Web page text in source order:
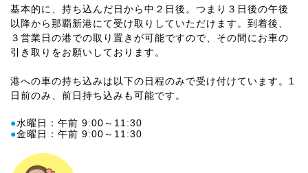
基本的に、持ち込んだ日から中２日後。つまり３日後の午後
以降から那覇新港にて受け取りしていただけます。到着後、
３営業日の港での取り置きが可能ですので、その間にお車の
引き取りをお願いしております。
港への車の持ち込みは以下の日程のみで受け付けています。1
日前のみ、前日持ち込みも可能です。
●水曜日：午前 9:00～11:30
●金曜日：午前 9:00～11:30